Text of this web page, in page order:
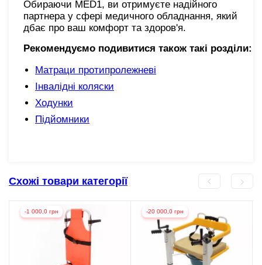
Обираючи MED1, ви отримуєте надійного
партнера у сфері медичного обладнання, який
дбає про ваш комфорт та здоров'я.
Рекомендуємо подивитися також такі розділи:
Матраци протипролежневі
Інвалідні коляски
Ходунки
Підйомники
Схожі товари категорії
-1 000,0 грн -20 000,0 грн